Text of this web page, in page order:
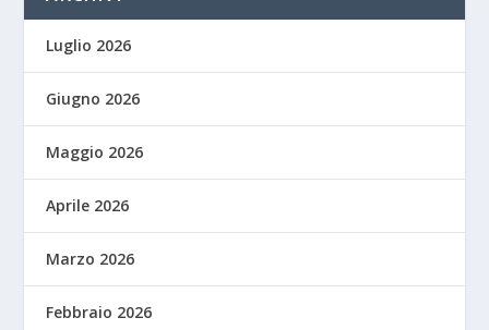
Luglio 2026
Giugno 2026
Maggio 2026
Aprile 2026
Marzo 2026
Febbraio 2026